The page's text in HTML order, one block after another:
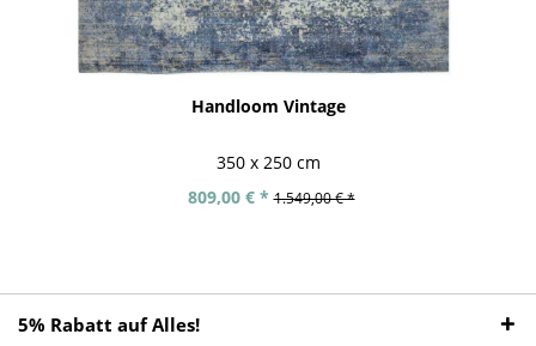
Handloom Vintage
350 x 250 cm
809,00 € * 1.549,00 € *
5% Rabatt auf Alles!